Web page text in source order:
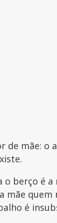
de mãe: o
o berço é a
mãe quem
é